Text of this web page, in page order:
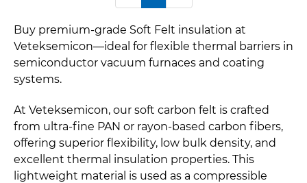
Buy premium-grade Soft Felt insulation at
Veteksemicon—ideal for flexible thermal barriers in
semiconductor vacuum furnaces and coating
systems.
At Veteksemicon, our soft carbon felt is crafted
from ultra-fine PAN or rayon-based carbon fibers,
offering superior flexibility, low bulk density, and
excellent thermal insulation properties. This
lightweight material is used as a compressible